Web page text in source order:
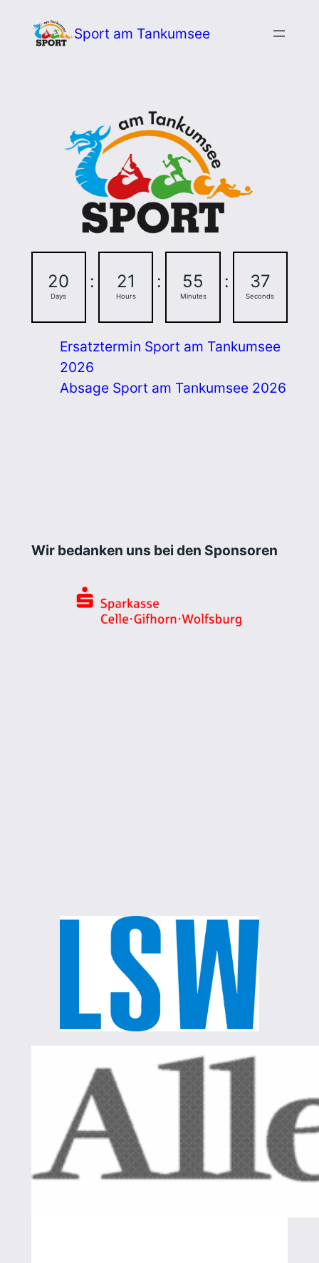
Inhalt
Sport am Tankumsee
20
Days
: 21
Hours
: 55
Minutes
: 36
Seconds
Ersatztermin Sport am Tankumsee
2026
Absage Sport am Tankumsee 2026
Wir bedanken uns bei den Sponsoren